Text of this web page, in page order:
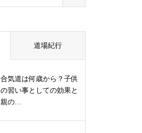
道場紀行
合気道は何歳から？子供
の習い事としての効果と
親の…